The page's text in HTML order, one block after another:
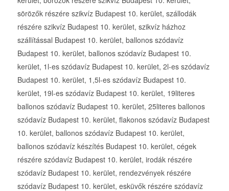
sörözők részére szikvíz Budapest 10. kerület, szállodák
részére szikvíz Budapest 10. kerület, szikvíz házhoz
szállítással Budapest 10. kerület, ballonos szódavíz
Budapest 10. kerület, ballonos szódavíz Budapest 10.
kerület, 1l-es szódavíz Budapest 10. kerület, 2l-es szódavíz
Budapest 10. kerület, 1,5l-es szódavíz Budapest 10.
kerület, 19l-es szódavíz Budapest 10. kerület, 19literes
ballonos szódavíz Budapest 10. kerület, 25literes ballonos
szódavíz Budapest 10. kerület, flakonos szódavíz Budapest
10. kerület, ballonos szódavíz Budapest 10. kerület,
ballonos szódavíz készítés Budapest 10. kerület, cégek
részére szódavíz Budapest 10. kerület, irodák részére
szódavíz Budapest 10. kerület, rendezvények részére
szódavíz Budapest 10. kerület, esküvők részére szódavíz